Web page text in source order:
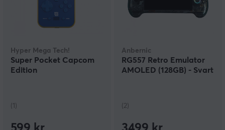
Hyper Mega Tech!
Super Pocket Capcom
Edition
(1)
Anbernic
RG557 Retro Emulator
AMOLED (128GB) - Svart
(2)